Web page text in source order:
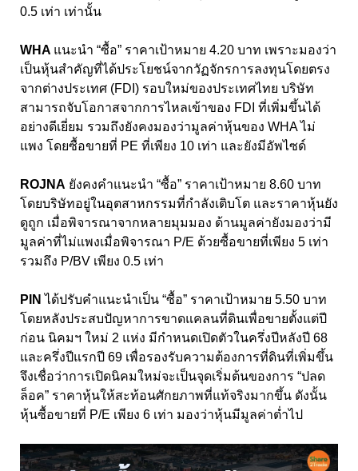
0.5 เท่า เท่านั้น
WHA แนะนํา “ซื้อ” ราคาเป้าหมาย 4.20 บาท เพราะมองว่า
เป็นหุ้นสําคัญที่ได้ประโยชน์จากวัฏจักรการลงทุนโดยตรง
จากต่างประเทศ (FDI) รอบใหม่ของประเทศไทย บริษัท
สามารถจับโอกาสจากการไหลเข้าของ FDI ที่เพิ่มขึ้นได้
อย่างดีเยี่ยม รวมถึงยังคงมองว่ามูลค่าหุ้นของ WHA ไม่
แพง โดยซื้อขายที่ PE ที่เพียง 10 เท่า และยังมีอัพไซด์
ROJNA ยังคงคําแนะนํา “ซื้อ” ราคาเป้าหมาย 8.60 บาท
โดยบริษัทอยู่ในอุตสาหกรรมที่กําลังเติบโต และราคาหุ้นยัง
ดูถูก เมื่อพิจารณาจากหลายมุมมอง ด้านมูลค่ายังมองว่ามี
มูลค่าที่ไม่แพงเมื่อพิจารณา P/E ด้วยซื้อขายที่เพียง 5 เท่า
รวมถึง P/BV เพียง 0.5 เท่า
PINได้ปรับคำแนะนำเป็น “ซื้อ” ราคาเป้าหมาย 5.50 บาท
โดยหลังประสบปัญหาการขาดแคลนที่ดินเพื่อขายตั้งแต่ปี
ก่อน นิคมฯ ใหม่ 2 แห่ง มีกําหนดเปิดตัวในครึ่งปีหลังปี 68
และครึ่งปีแรกปี 69 เพื่อรองรับความต้องการที่ดินที่เพิ่มขึ้น
จึงเชื่อว่าการเปิดนิคมใหม่จะเป็นจุดเริ่มต้นของการ “ปลด
ล็อค” ราคาหุ้นให้สะท้อนศักยภาพที่แท้จริงมากขึ้น ดังนั้น
หุ้นซื้อขายที่ P/E เพียง 6 เท่า มองว่าหุ้นมีมูลค่าตํ่าไป